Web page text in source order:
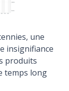
une
insignifiance
produits
temps long